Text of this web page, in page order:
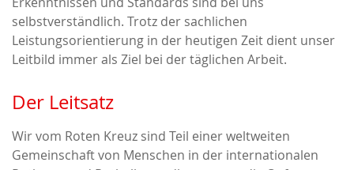
selbstverständlich. Trotz der sachlichen
Leistungsorientierung in der heutigen Zeit dient unser
Leitbild immer als Ziel bei der täglichen Arbeit.
Der Leitsatz
Wir vom Roten Kreuz sind Teil einer weltweiten
Gemeinschaft von Menschen in der internationalen